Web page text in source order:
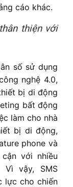
cáo khác.
thiện với
số sử dụng
nghệ 4.0,
bị di động
bất động
làm cho nhà
bị di động,
phone và
với nhiều
Vì vậy, SMS
lực cho chiến